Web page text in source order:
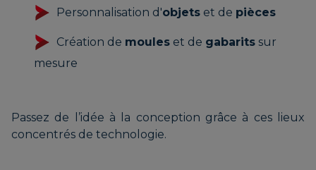
Personnalisation d'objets et de pièces
Création de moules et de gabarits sur
mesure
Passez de l’idée à la conception grâce à ces lieux
concentrés de technologie.